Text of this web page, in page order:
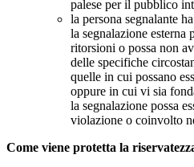
palese per il pubblico
la persona segnalante
la segnalazione esterna
ritorsioni o possa non
delle specifiche
quelle in cui possano
oppure in cui vi sia
la segnalazione possa
violazione o coinvolto
Come viene protetta la